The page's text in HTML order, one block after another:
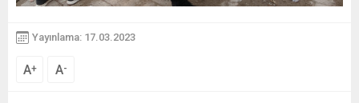
Yayınlama: 17.03.2023
A+ A-